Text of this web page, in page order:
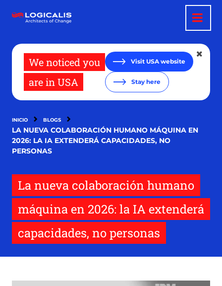
contenido
We noticed you
are in USA
Visit USA website
Stay here
INICIO BLOGS
LA NUEVA COLABORACIÓN HUMANO MÁQUINA EN
2026: LA IA EXTENDERÁ CAPACIDADES, NO
PERSONAS
La nueva colaboración humano
máquina en 2026: la IA extenderá
capacidades, no personas